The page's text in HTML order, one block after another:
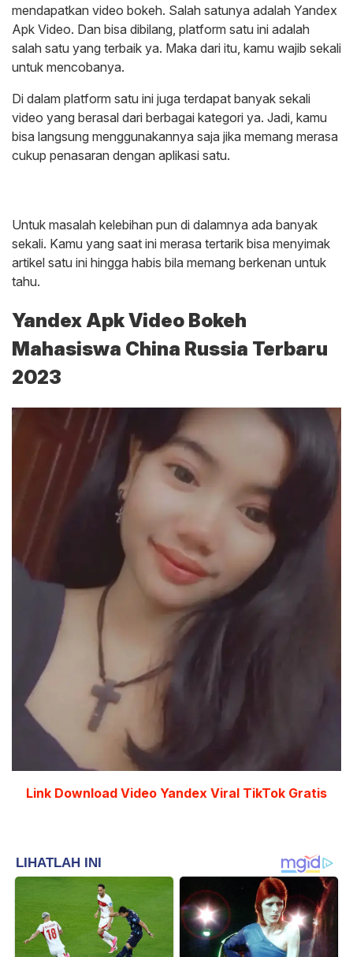
mendapatkan video bokeh. Salah satunya adalah Yandex
Apk Video. Dan bisa dibilang, platform satu ini adalah
salah satu yang terbaik ya. Maka dari itu, kamu wajib sekali
untuk mencobanya.
Di dalam platform satu ini juga terdapat banyak sekali
video yang berasal dari berbagai kategori ya. Jadi, kamu
bisa langsung menggunakannya saja jika memang merasa
cukup penasaran dengan aplikasi satu.
Untuk masalah kelebihan pun di dalamnya ada banyak
sekali. Kamu yang saat ini merasa tertarik bisa menyimak
artikel satu ini hingga habis bila memang berkenan untuk
tahu.
Yandex Apk Video Bokeh
Mahasiswa China Russia Terbaru
2023
Link Download Video Yandex Viral TikTok Gratis